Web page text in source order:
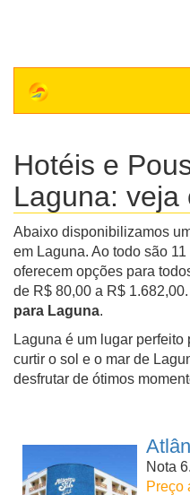
Hotéis e
Laguna: veja
Abaixo disponibilizamos
em Laguna. Ao todo são
oferecem opções para
de R$ 80,00 a R$
para Laguna.
Laguna é um lugar
curtir o sol e o mar de
desfrutar de ótimos
Nota
Preço